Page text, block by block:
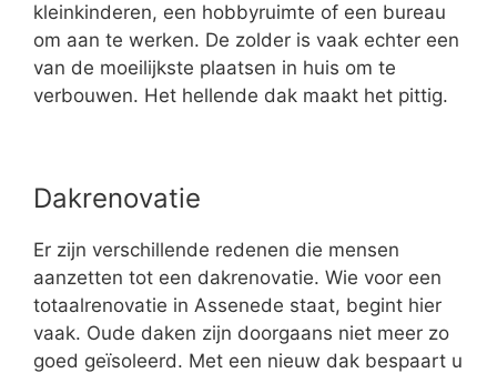
kleinkinderen, een hobbyruimte of een bureau
om aan te werken. De zolder is vaak echter een
van de moeilijkste plaatsen in huis om te
verbouwen. Het hellende dak maakt het pittig.
Dakrenovatie
Er zijn verschillende redenen die mensen
aanzetten tot een dakrenovatie. Wie voor een
totaalrenovatie in Assenede staat, begint hier
vaak. Oude daken zijn doorgaans niet meer zo
goed geïsoleerd. Met een nieuw dak bespaart u